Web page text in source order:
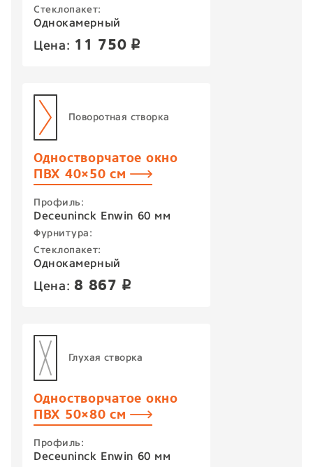
Стеклопакет:
Однокамерный
Цена: 11 750 p
Поворотная створка
Одностворчатое окно
ПВХ 40×50 см
Профиль:
Deceuninck Enwin 60 мм
Фурнитура:
Стеклопакет:
Однокамерный
Цена:8 867 p
Глухая створка
Одностворчатое окно
ПВХ 50×80 см
Профиль:
Deceuninck Enwin 60 мм